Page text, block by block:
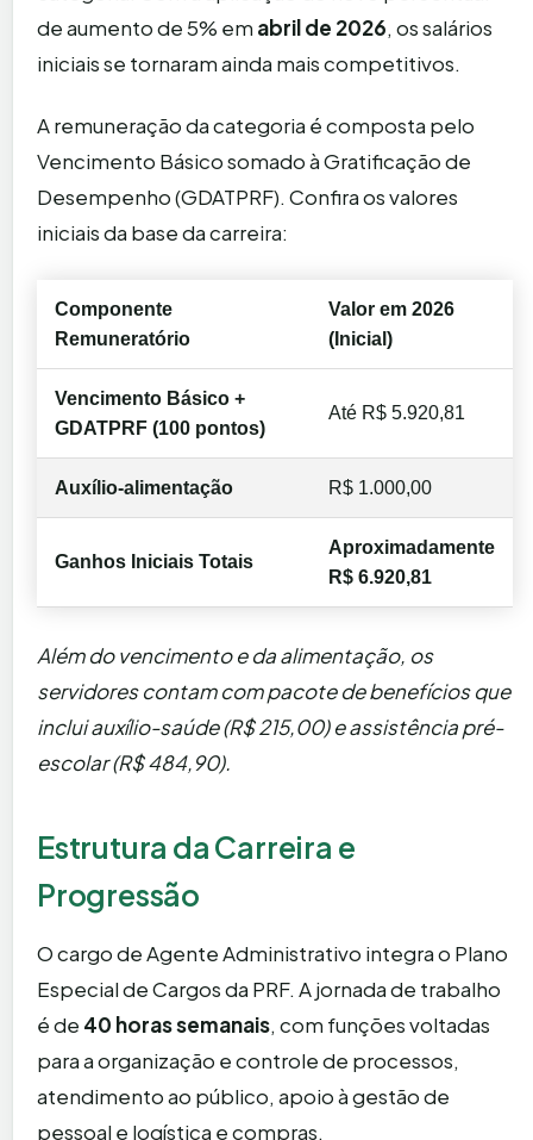
de aumento de 5% em abril de 2026, os salários
iniciais se tornaram ainda mais competitivos.
A remuneração da categoria é composta pelo
Vencimento Básico somado à Gratificação de
Desempenho (GDATPRF). Confira os valores
iniciais da base da carreira:
Componente
Remuneratório
Valor em 2026
(Inicial)
Vencimento Básico +
GDATPRF (100 pontos)
Até R$ 5.920,81
Auxílio-alimentação R$ 1.000,00
Ganhos Iniciais Totais
Aproximadamente
R$ 6.920,81
Além do vencimento e da alimentação, os
servidores contam com pacote de benefícios que
inclui auxílio-saúde (R$ 215,00) e assistência pré-
escolar (R$ 484,90).
Estrutura da Carreira e
Progressão
O cargo de Agente Administrativo integra o Plano
Especial de Cargos da PRF. A jornada de trabalho
é de 40 horas semanais, com funções voltadas
para a organização e controle de processos,
atendimento ao público, apoio à gestão de
pessoal e logística e compras.